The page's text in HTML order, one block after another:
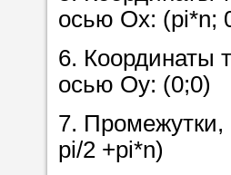
осью Ох: (pi*n;
6. Координаты
осью Оу: (0;0)
7. Промежутки,
pi/2 +pi*n)